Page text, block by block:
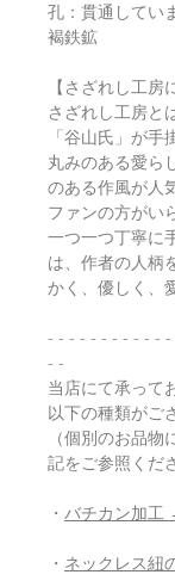
孔：貫通してい
褐鉄鉱
【さざれし工房
さざれし工房と
「谷山氏」が手
丸みのある愛ら
のある作風が人
ファンの方がい
一つ一つ丁寧に
は、作者の人柄
かく、優しく、
- - - - - - - - - - -
- -
当店にて承って
以下の種類がご
（個別のお品
記をご参照くだ
・ バチカン加工
・ ネックレス紐